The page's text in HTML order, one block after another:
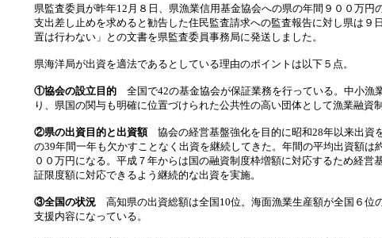
県監査委員が昨年12月８日、県漁業信用基金協会への県の年間９００万円
支出差し止めを求めると勧告した住民監査請求への監査報告に対し県は９
置は行わない」との文書を県監査委員事務局に発送しました。
県海洋局が出資を適法であるとしている理由のポイントは以下５点。
①協会の設立目的 全国で42の基金協会が保証業務を行っている。中小漁
り、県国の関与も明確に位置づけられた公共性の高い団体として漁業融資
②県の出資目的と出資額協会の経営基盤強化を目的に昭和28年以来出資
の39年間一年も欠かすことなく出資を継続してきた。年間の平均出資額は
００万円になる。平成７年からは国の融資制度枠増額に対応するため経営
証限度額に対応できるよう継続的な出資を実施。
③全国の状況 高知県の出資総額は全国10位。海面漁業生産額が全国６位
支援内容になっている。